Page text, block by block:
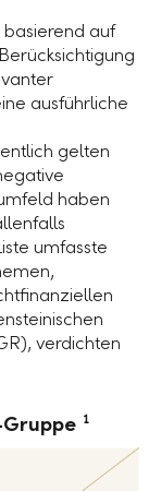
auf
ausführliche
gelten
haben
umfasste
verdichten
1